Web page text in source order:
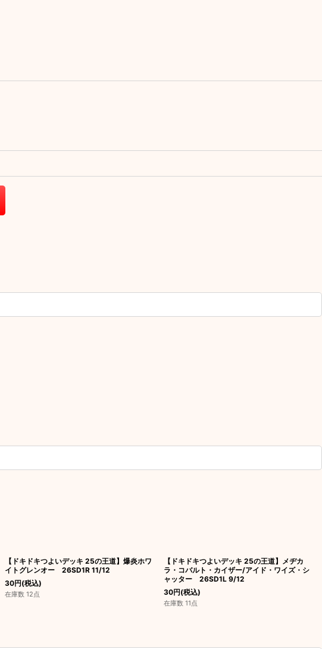
【ドキドキつよいデッキ 25の王道】爆炎ホワ
イトグレンオー 26SD1R 11/12
30円(税込)
在庫数 12点
【ドキドキつよいデッキ 25の王道】メヂカ
ラ・コバルト・カイザー/アイド・ワイズ・シ
ャッター 26SD1L 9/12
30円(税込)
在庫数 11点